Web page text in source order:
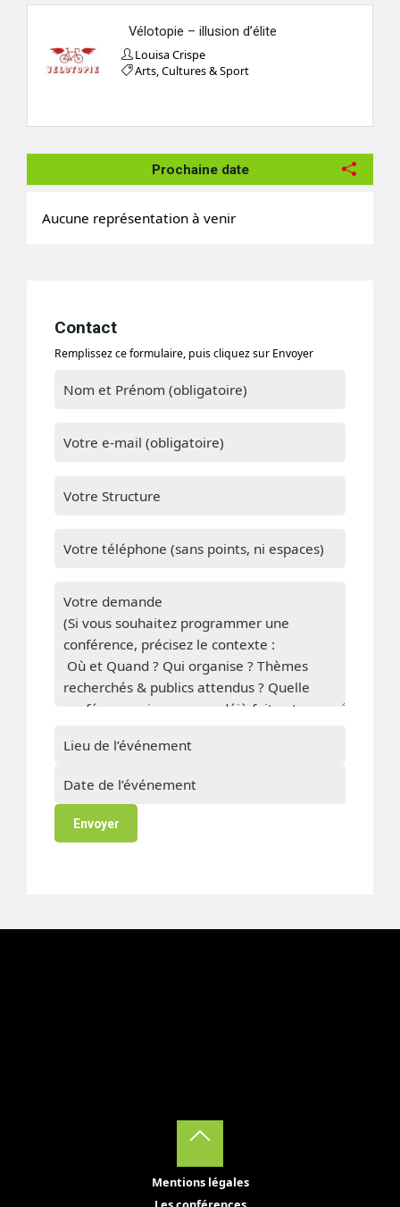
Vélotopie – illusion d’élite
Louisa Crispe
Arts, Cultures & Sport
Prochaine date
Aucune représentation à venir
Contact
Remplissez ce formulaire, puis cliquez sur Envoyer
Mentions légales
Back
to